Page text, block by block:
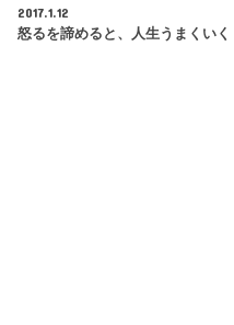
2017.1.12
怒るを諦めると、人生うまくいく